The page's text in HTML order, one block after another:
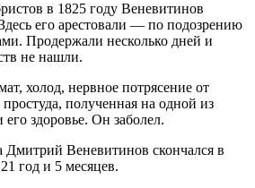
в 1825 году Веневитинов
его арестовали — по подозрению
Продержали несколько дней и
не нашли.
холод, нервное потрясение от
полученная на одной из
здоровье. Он заболел.
Дмитрий Веневитинов скончался в
год и 5 месяцев.